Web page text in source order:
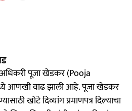
अधिकरी पूजा खेडकर (Pooja
आणखी वाढ झाली आहे. पूजा खेडकर
खोटे दिव्यांग प्रमाणपत्र दिल्याचा